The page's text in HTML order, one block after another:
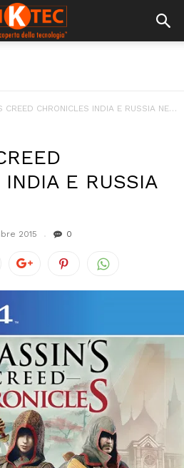
CHRONICLES INDIA E RUSSIA NEL 2016!
E RUSSIA
2015 0